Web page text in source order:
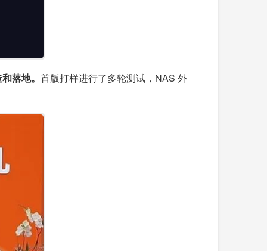
落地。 首版打样进行了多轮测试，NAS 外